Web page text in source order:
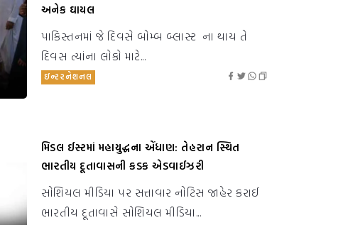
અનેક ઘાયલ
પાકિસ્તનમાં જે દિવસે બોમ્બ બ્લાસ્ટ ના થાય તે
દિવસ ત્યાંના લોકો માટે...
ઇન્ટરનેશનલ
મિડલ ઈસ્ટમાં મહાયુદ્ધના એંધાણ: તેહરાન સ્થિત
ભારતીય દૂતાવાસની કડક એડવાઈઝરી
સોશિયલ મીડિયા પર સત્તાવાર નોટિસ જાહેર કરાઈ
ભારતીય દૂતાવાસે સોશિયલ મીડિયા...